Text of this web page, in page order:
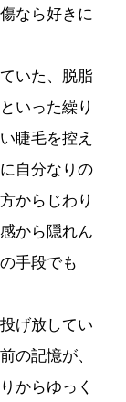
なら好きに
いた、脱脂
いった繰り
睫毛を控え
自分なりの
からじわり
から隠れん
手段でも
げ放してい
の記憶が、
からゆっく